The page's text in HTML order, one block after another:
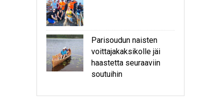
Parisoudun naisten
voittajakaksikolle jäi
haastetta seuraaviin
soutuihin